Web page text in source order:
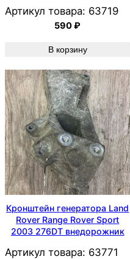
Артикул товара: 63719
590₽
В корзину
Кронштейн генератора Land
Rover Range Rover Sport
2003 276DT внедорожник
Артикул товара: 63771